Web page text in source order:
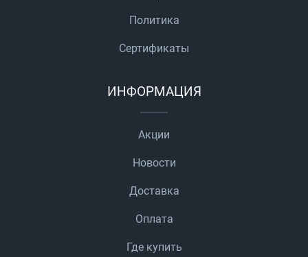
Политика
Сертификаты
ИНФОРМАЦИЯ
Акции
Новости
Доставка
Оплата
Где купить